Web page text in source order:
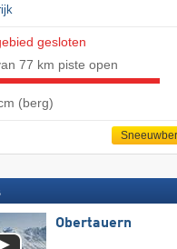
gesloten
77 km piste open
(berg)
Obertauern